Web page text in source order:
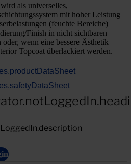
als universelles,
mit hoher Leistung
(feuchte Bereiche)
Finish in nicht sichtbaren
wenn eine bessere Ästhetik
Topcoat überlackiert werden.